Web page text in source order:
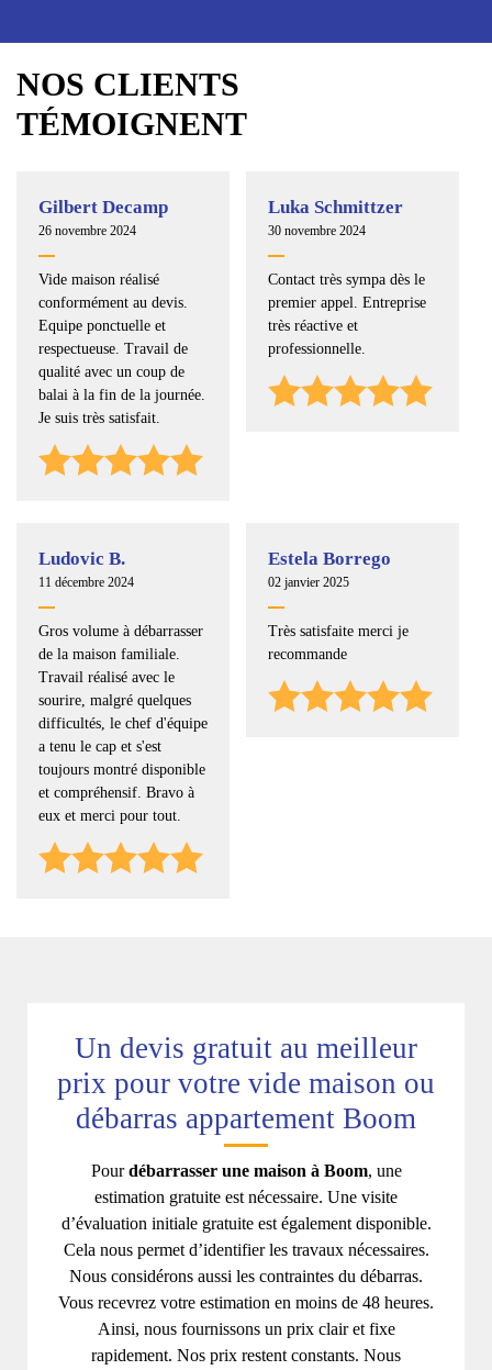
NOS CLIENTS
TÉMOIGNENT
Gilbert Decamp
26 novembre 2024
Vide maison réalisé
conformément au devis.
Equipe ponctuelle et
respectueuse. Travail de
qualité avec un coup de
balai à la fin de la journée.
Je suis très satisfait.
Luka Schmittzer
30 novembre 2024
Contact très sympa dès le
premier appel. Entreprise
très réactive et
professionnelle.
Ludovic B.
11 décembre 2024
Gros volume à débarrasser
de la maison familiale.
Travail réalisé avec le
sourire, malgré quelques
difficultés, le chef d'équipe
a tenu le cap et s'est
toujours montré disponible
et compréhensif. Bravo à
eux et merci pour tout.
Estela Borrego
02 janvier 2025
Très satisfaite merci je
recommande
Un devis gratuit au meilleur
prix pour votre vide maison ou
débarras appartement Boom
Pourdébarrasser une maison à Boom, une
estimation gratuite est nécessaire. Une visite
d’évaluation initiale gratuite est également disponible.
Cela nous permet d’identifier les travaux nécessaires.
Nous considérons aussi les contraintes du débarras.
Vous recevrez votre estimation en moins de 48 heures.
Ainsi, nous fournissons un prix clair et fixe
rapidement. Nos prix restent constants. Nous